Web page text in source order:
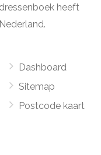
heeft
Dashboard
Sitemap
Postcode kaart